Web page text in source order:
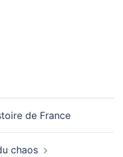
de France
chaos